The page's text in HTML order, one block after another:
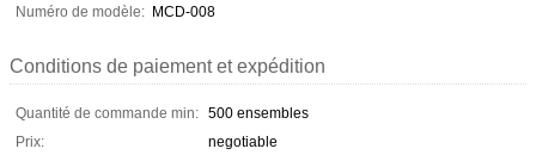
Numéro de modèle: MCD-008
Conditions de paiement et expédition
Quantité de commande min: 500 ensembles
Prix:
negotiable